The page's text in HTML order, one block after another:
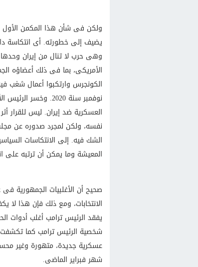
ولكن فى شأن هذا المكمن الأول
يضيف إلى خطورته. أى انتكاسة
وهى حرب لا تنال من إيران
الأمريكى، بما فى ذلك أعضاؤه
نوفمبر سنة 2020.
العسكرية ضد إيران. ليس للقرار
نفسه، ولكن لمجرد صدوره عن
الشك فيه. إلى الانتكاسات
المعيشة وما يمكن أن ترتبه على
صحيح أن الأغلبيات الجمهورية فى
الانتخابات، ومع ذلك فإن هذا
يفقد الرئيس ترامب أغلب أدوات
شخصية الرئيس ترامب كما تكشفت
عسكرية جديدة، متهورة وغير
شهر فبراير الماضى.